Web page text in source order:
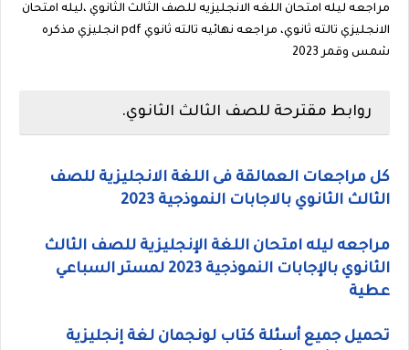
مراجعه ليله امتحان اللغه الانجليزيه للصف الثالث الثانوي ،ليله امتحان
الانجليزي تالته ثانوي، مراجعه نهائيه تالته ثانوي pdf انجليزي مذكره
شمس وقمر 2023
روابط مقترحة للصف الثالث الثانوي.
كل مراجعات العمالقة فى اللغة الانجليزية للصف
الثالث الثانوي بالاجابات النموذجية 2023
مراجعه ليله امتحان اللغة الإنجليزية للصف الثالث
الثانوي بالإجابات النموذجية 2023 لمستر السباعي
عطية
تحميل جميع أسئلة كتاب لونجمان لغة إنجليزية